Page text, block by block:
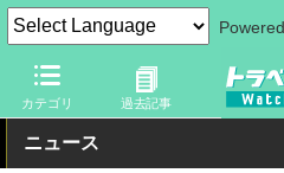
カテゴリ 過去記事
トラベル Watch 企業・政府・官庁
ニュース